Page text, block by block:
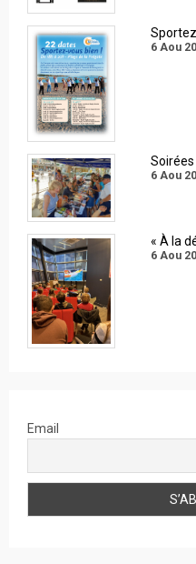
6 Aou
6 Aou
« À la
6 Aou
Email